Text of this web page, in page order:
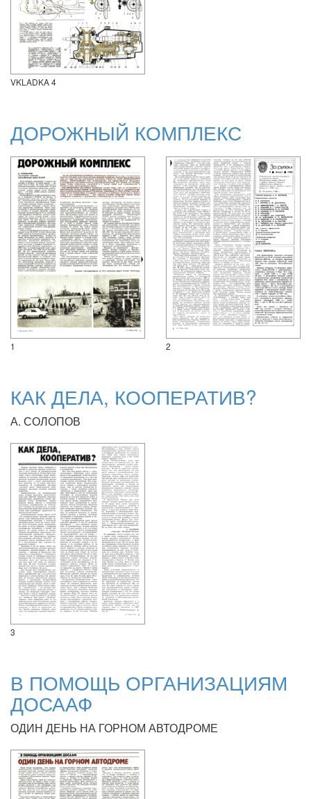
VKLADKA 4
ДОРОЖНЫЙ КОМПЛЕКС
1 2
КАК ДЕЛА, КООПЕРАТИВ?
А. СОЛОПОВ
3
В ПОМОЩЬ ОРГАНИЗАЦИЯМ
ДОСААФ
ОДИН ДЕНЬ НА ГОРНОМ АВТОДРОМЕ